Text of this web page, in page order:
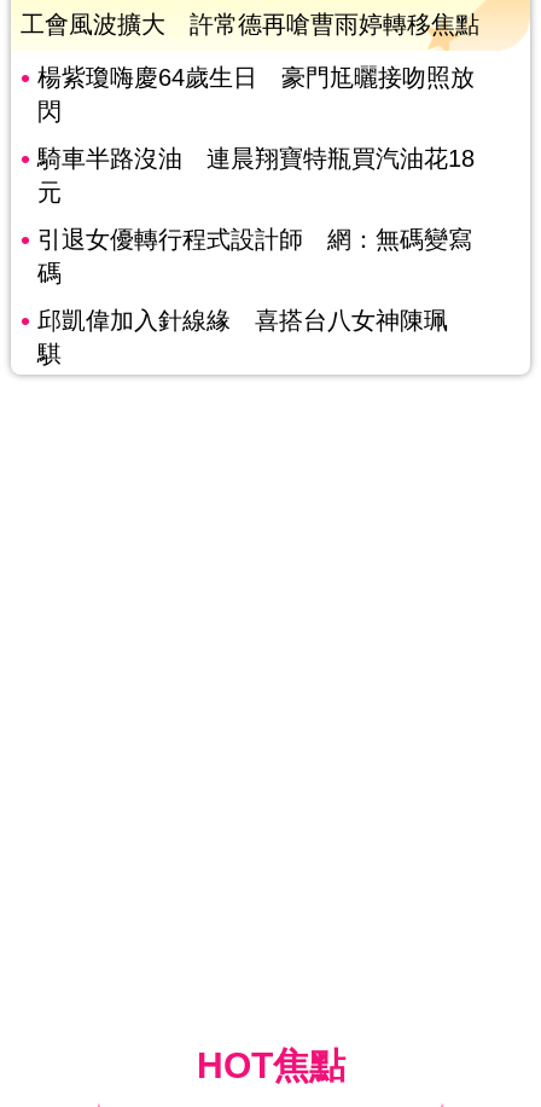
工會風波擴大 許常德再嗆曹雨婷轉移焦點
楊紫瓊嗨慶64歲生日 豪門尪曬接吻照放
閃
騎車半路沒油 連晨翔寶特瓶買汽油花18
元
引退女優轉行程式設計師 網：無碼變寫
碼
邱凱偉加入針線緣 喜搭台八女神陳珮
騏
HOT焦點